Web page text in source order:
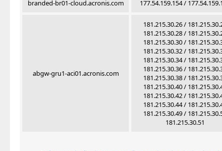
branded-br01-cloud.acronis.com 177.54.159.154 /
abgw-gru1-aci01.acronis.com
181.215.30.26 /
181.215.30.28 /
181.215.30.30 /
181.215.30.32 /
181.215.30.34 /
181.215.30.36 /
181.215.30.38 /
181.215.30.40 /
181.215.30.42 /
181.215.30.44 /
181.215.30.49 /
181.215.30.51